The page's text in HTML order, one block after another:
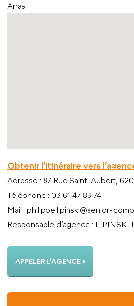
Arras
Obtenir l’itinéraire vers
Adresse : 87 Rue Saint-Aubert,
Téléphone : 03 61 47 83 74
Mail : philippe.lipinski@senior-
Responsable d’agence : LIPINSKI
APPELER L’AGENCE